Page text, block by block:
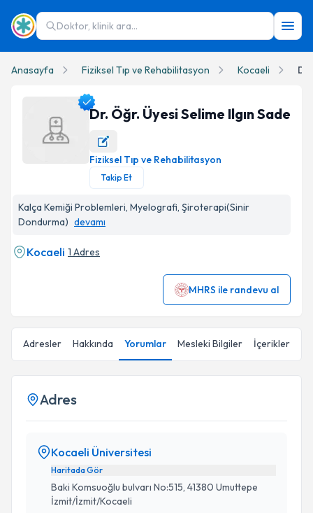
Doktor, klinik ara...
Anasayfa Fiziksel Tıp ve Rehabilitasyon Kocaeli
Dr. Öğr. Üyesi Selime Ilgın Sade Profil Fotoğrafı
Dr. Öğr. Üyesi Selime Ilgın Sade
Fiziksel Tıp ve Rehabilitasyon
Takip Et
Kalça Kemiği Problemleri, Myelografi, Şiroterapi(Sinir
Dondurma) devamı
Kocaeli 1 Adres
MHRS ile randevu al
Adresler Hakkında Yorumlar Mesleki Bilgiler İçerikler
Adres
Kocaeli Üniversitesi
Haritada Gör
Baki Komsuoğlu bulvarı No:515, 41380 Umuttepe
İzmit/İzmit/Kocaeli